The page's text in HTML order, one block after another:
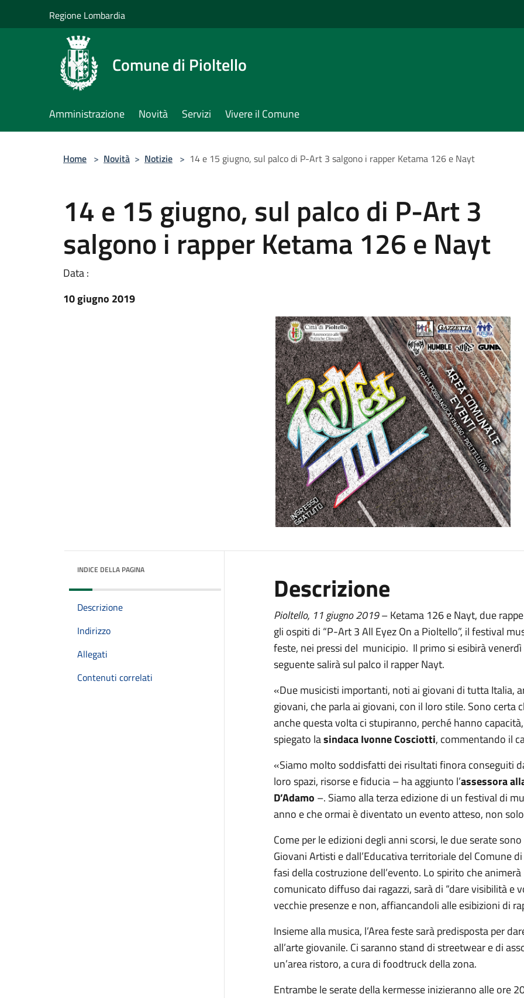
Regione Lombardia
Comune di Pioltello
Amministrazione Novità Servizi Vivere il Comune
Home > Novità > Notizie > 14 e 15 giugno, sul palco di P-Art 3 salgono i rapper Ketama 126 e Nayt
14 e 15 giugno, sul palco di P-Art 3
salgono i rapper Ketama 126 e Nayt
Data :
10 giugno 2019
INDICE DELLA PAGINA
Descrizione
Indirizzo
Allegati
Contenuti correlati
Descrizione
Pioltello, 11 giugno2019– Ketama 126 e Nayt, due
gli ospiti di “P-Art 3 All Eyez On a Pioltello”, il festival
feste, nei pressi del municipio. Il primo si esibirà
seguente salirà sul palco il rapper Nayt.
«Due musicisti importanti, noti ai giovani di tutta Italia,
giovani, che parla ai giovani, con il loro stile. Sono certa
anche questa volta ci stupiranno, perché hanno
spiegato lasindaca Ivonne Cosciotti, commentando il
«Siamo molto soddisfatti dei risultati finora conseguiti
loro spazi, risorse e fiducia – ha aggiunto l’assessora
D’Adamo –. Siamo alla terza edizione di un festival di
anno e che ormai è diventato un evento atteso, non
Come per le edizioni degli anni scorsi, le due serate
Giovani Artisti e dall’Educativa territoriale del Comune
fasi della costruzione dell’evento. Lo spirito che
comunicato diffuso dai ragazzi, sarà di “dare visibilità e
vecchie presenze e non, affiancandoli alle esibizioni di
Insieme alla musica, l’Area feste sarà predisposta per
all’arte giovanile. Ci saranno stand di streetwear e di
un’area ristoro, a cura di foodtruck della zona.
Entrambe le serate della kermesse inizieranno alle ore